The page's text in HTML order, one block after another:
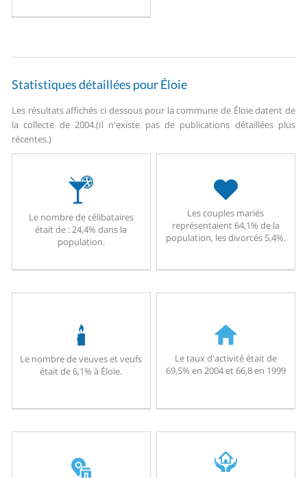
Statistiques détaillées pour Éloie
Les résultats affichés ci dessous pour la commune de Éloie datent de
la collecte de 2004.(Il n'existe pas de publications détaillées plus
récentes.)
Le nombre de célibataires
était de : 24,4% dans la
population.
Les couples mariés
représentaient 64,1% de la
population, les divorcés 5,4%.
Le nombre de veuves et veufs
était de 6,1% à Éloie.
Le taux d'activité était de
69,5% en 2004 et 66,8 en 1999